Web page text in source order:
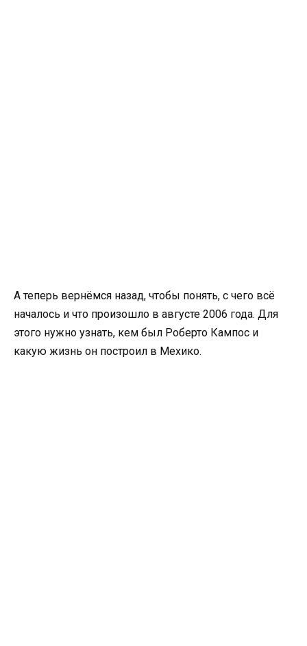
А теперь вернёмся назад, чтобы понять, с чего всё
началось и что произошло в августе 2006 года. Для
этого нужно узнать, кем был Роберто Кампос и
какую жизнь он построил в Мехико.